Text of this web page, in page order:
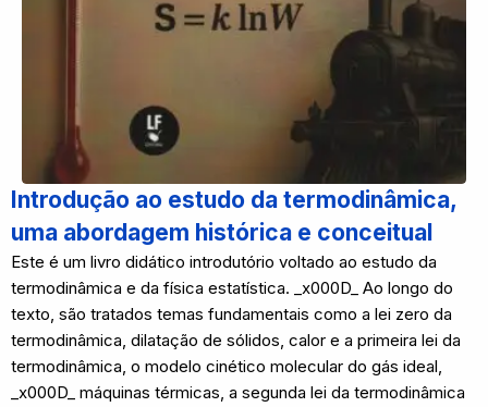
Introdução ao estudo da termodinâmica,
uma abordagem histórica e conceitual
Este é um livro didático introdutório voltado ao estudo da
termodinâmica e da física estatística. _x000D_ Ao longo do
texto, são tratados temas fundamentais como a lei zero da
termodinâmica, dilatação de sólidos, calor e a primeira lei da
termodinâmica, o modelo cinético molecular do gás ideal,
_x000D_ máquinas térmicas, a segunda lei da termodinâmica